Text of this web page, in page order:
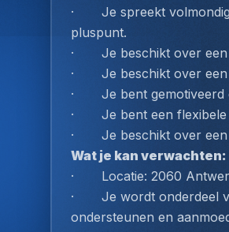
·       Je spreekt
pluspunt.
·       Je beschikt over
·       Je beschikt over
·       Je bent
·       Je bent een
·       Je beschikt over
Wat je kan verwachten:
·       Locatie: 2060
·       Je wordt
ondersteunen en